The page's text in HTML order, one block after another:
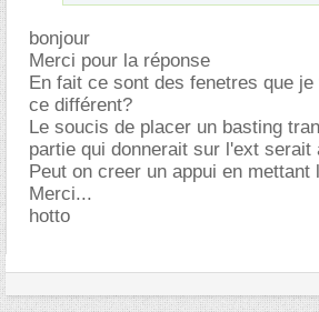
bonjour
Merci pour la réponse
En fait ce sont des fenetres que
ce différent?
Le soucis de placer un basting
partie qui donnerait sur l'ext serait
Peut on creer un appui en mettant
Merci...
hotto